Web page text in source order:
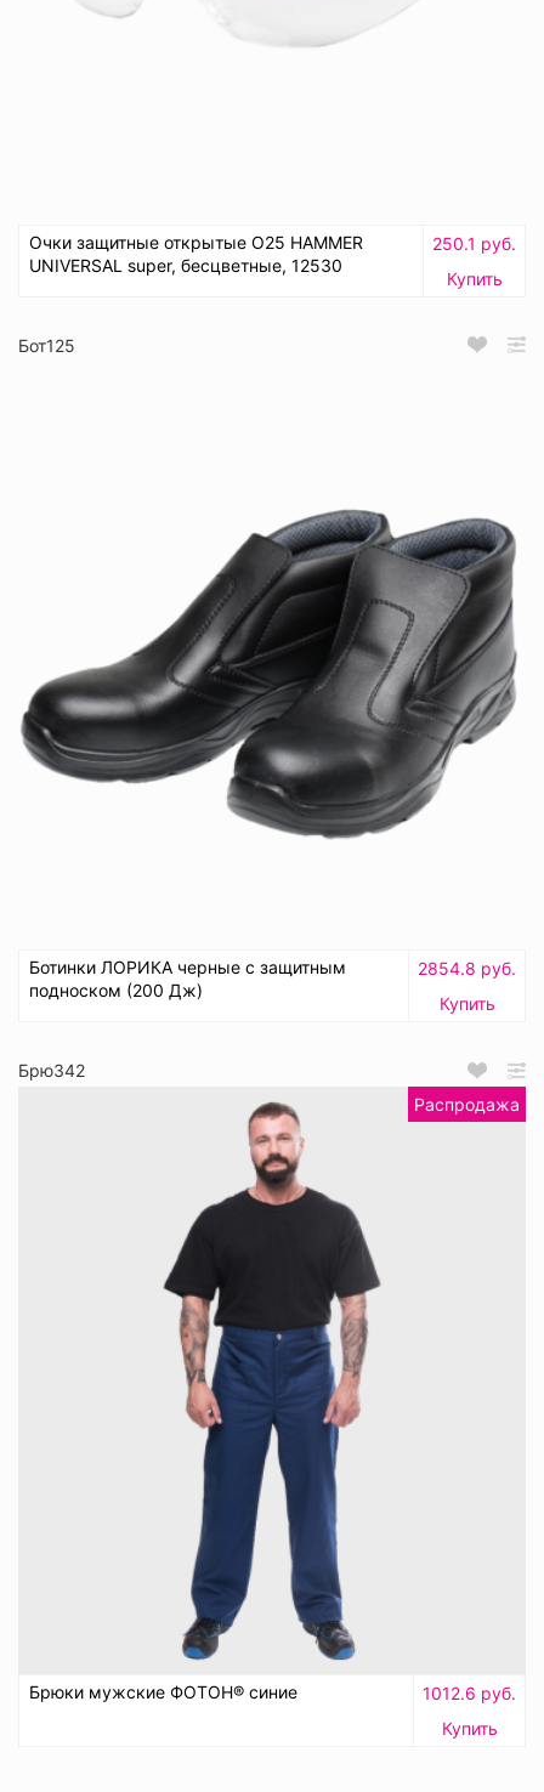
Очки защитные открытые О25 HAMMER
UNIVERSAL super, бесцветные, 12530
250.1 руб.
Купить
Бот125
Ботинки ЛОРИКА черные с защитным
подноском (200 Дж)
2854.8 руб.
Купить
Брю342
Распродажа
Брюки мужские ФОТОН® синие
1012.6 руб.
Купить